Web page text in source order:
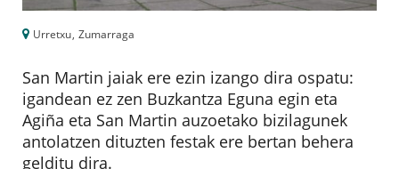
Urretxu, Zumarraga
San Martin jaiak ere ezin izango dira ospatu:
igandean ez zen Buzkantza Eguna egin eta
Agiña eta San Martin auzoetako bizilagunek
antolatzen dituzten festak ere bertan behera
gelditu dira.